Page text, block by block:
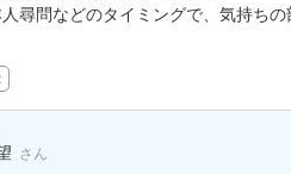
尋問などのタイミングで、気持ち
さん